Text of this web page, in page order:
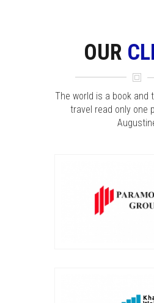
OUR
The world is a book and
travel read only one